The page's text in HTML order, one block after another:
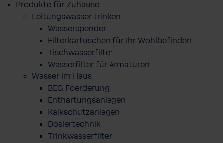
Produkte für Zuhause
Leitungswasser trinken
Wasserspender
Filterkartuschen für Ihr Wohlbefinden
Tischwasserfilter
Wasserfilter für Armaturen
Wasser im Haus
BEG Foerderung
Enthärtungsanlagen
Kalkschutzanlagen
Dosiertechnik
Trinkwasserfilter